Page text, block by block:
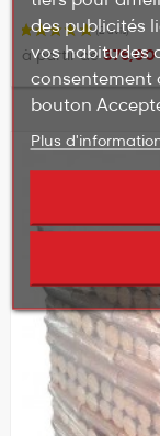
à partir de375,00
des publicités
vos habitudes
consentement
bouton
Plus